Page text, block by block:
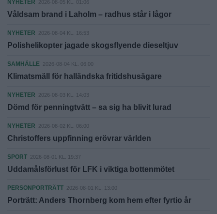
NYHETER 2026-08-05 KL. 01:06
Våldsam brand i Laholm – radhus står i lågor
NYHETER 2026-08-04 KL. 16:53
Polishelikopter jagade skogsflyende dieseltjuv
SAMHÄLLE 2026-08-04 KL. 06:00
Klimatsmäll för halländska fritidshusägare
NYHETER 2026-08-03 KL. 14:03
Dömd för penningtvätt – sa sig ha blivit lurad
NYHETER 2026-08-02 KL. 06:00
Christoffers uppfinning erövrar världen
SPORT 2026-08-01 KL. 19:37
Uddamålsförlust för LFK i viktiga bottenmötet
PERSONPORTRÄTT 2026-08-01 KL. 13:00
Porträtt: Anders Thornberg kom hem efter fyrtio år